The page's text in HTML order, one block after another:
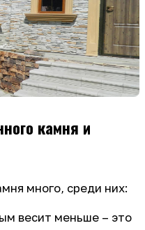
камня и
много, среди них:
весит меньше – это